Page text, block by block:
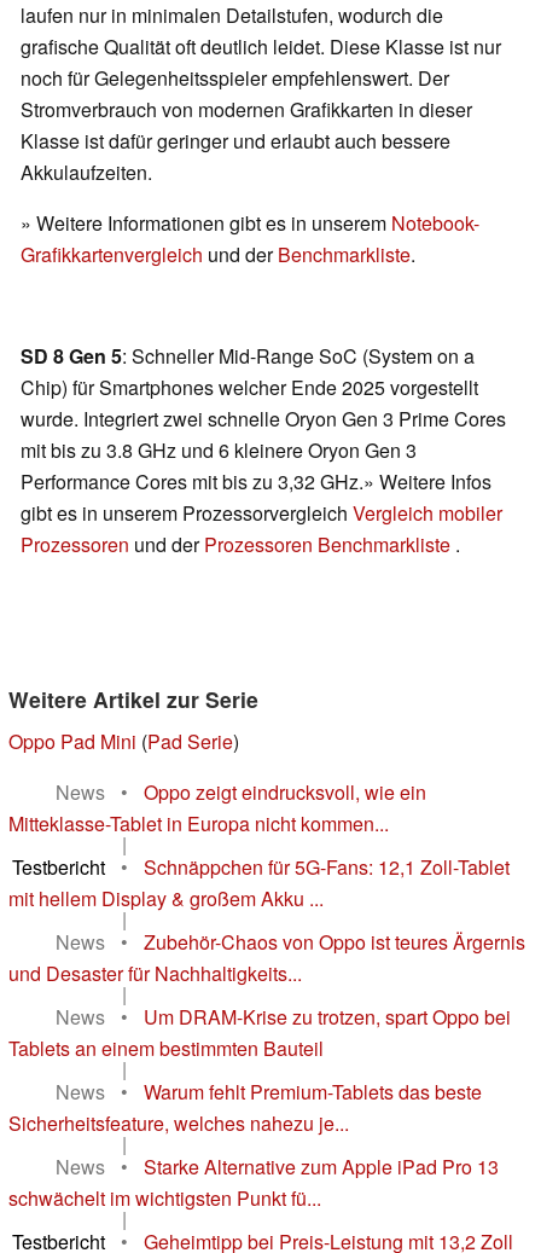
laufen nur in minimalen Detailstufen, wodurch die
grafische Qualität oft deutlich leidet. Diese Klasse ist nur
noch für Gelegenheitsspieler empfehlenswert. Der
Stromverbrauch von modernen Grafikkarten in dieser
Klasse ist dafür geringer und erlaubt auch bessere
Akkulaufzeiten.
» Weitere Informationen gibt es in unserem Notebook-
Grafikkartenvergleich und derBenchmarkliste.
SD 8 Gen 5: Schneller Mid-Range SoC (System on a
Chip) für Smartphones welcher Ende 2025 vorgestellt
wurde. Integriert zwei schnelle Oryon Gen 3 Prime Cores
mit bis zu 3.8 GHz und 6 kleinere Oryon Gen 3
Performance Cores mit bis zu 3,32 GHz.» Weitere Infos
gibt es in unserem Prozessorvergleich Vergleich mobiler
Prozessoren und derProzessoren Benchmarkliste .
Weitere Artikel zur Serie
Oppo Pad Mini (Pad Serie)
News
•
Oppo zeigt eindrucksvoll, wie ein
Mitteklasse-Tablet in Europa nicht kommen...
|
Testbericht
•
Schnäppchen für 5G-Fans: 12,1 Zoll-Tablet
mit hellem Display & großem Akku ...
|
News
•
Zubehör-Chaos von Oppo ist teures Ärgernis
und Desaster für Nachhaltigkeits...
|
News
•
Um DRAM-Krise zu trotzen, spart Oppo bei
Tablets an einem bestimmten Bauteil
|
News
•
Warum fehlt Premium-Tablets das beste
Sicherheitsfeature, welches nahezu je...
|
News
•
Starke Alternative zum Apple iPad Pro 13
schwächelt im wichtigsten Punkt fü...
|
Testbericht
• Geheimtipp bei Preis-Leistung mit 13,2 Zoll